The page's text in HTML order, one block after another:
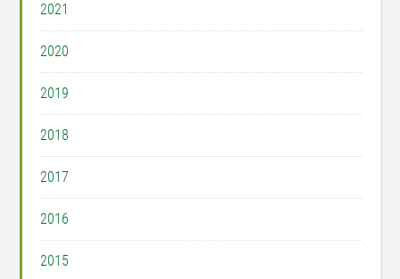
2021
2020
2019
2018
2017
2016
2015